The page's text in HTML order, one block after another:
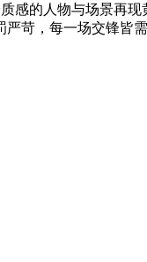
感的人物与场景再
苛，每一场交锋皆